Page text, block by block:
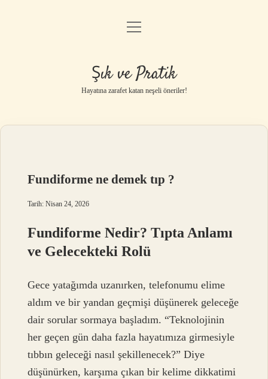
Anasayfa
Yasal Uyarı
menüyü
Şık ve Pratik
Hayatına zarafet katan neşeli öneriler!
Fundiforme ne demek tıp ?
Tarih: Nisan 24, 2026
Fundiforme Nedir? Tıpta Anlamı
ve Gelecekteki Rolü
Gece yatağımda uzanırken, telefonumu elime
aldım ve bir yandan geçmişi düşünerek geleceğe
dair sorular sormaya başladım. “Teknolojinin
her geçen gün daha fazla hayatımıza girmesiyle
tıbbın geleceği nasıl şekillenecek?” Diye
düşünürken, karşıma çıkan bir kelime dikkatimi